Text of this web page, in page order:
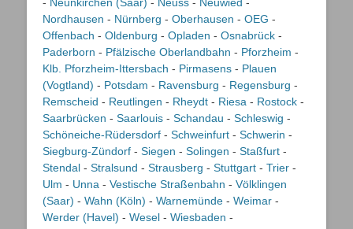
Nordhausen - Nürnberg - Oberhausen - OEG -
Offenbach - Oldenburg - Opladen - Osnabrück -
Paderborn - Pfälzische Oberlandbahn - Pforzheim -
Klb. Pforzheim-Ittersbach - Pirmasens - Plauen
(Vogtland) - Potsdam - Ravensburg - Regensburg -
Remscheid - Reutlingen - Rheydt - Riesa - Rostock -
Saarbrücken - Saarlouis - Schandau - Schleswig -
Schöneiche-Rüdersdorf - Schweinfurt - Schwerin -
Siegburg-Zündorf - Siegen - Solingen - Staßfurt -
Stendal - Stralsund - Strausberg - Stuttgart - Trier -
Ulm - Unna - Vestische Straßenbahn - Völklingen
(Saar) - Wahn (Köln) - Warnemünde - Weimar -
Werder (Havel) - Wesel - Wiesbaden -